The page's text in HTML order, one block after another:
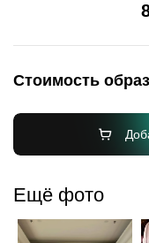
Стоимость
Ещё фото